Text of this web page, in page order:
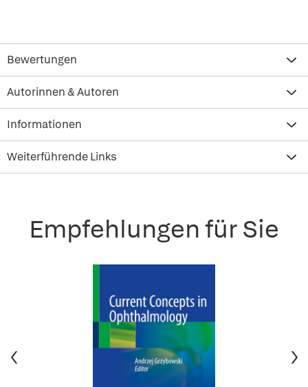
Bewertungen
Autorinnen & Autoren
Informationen
Weiterführende Links
Empfehlungen für Sie